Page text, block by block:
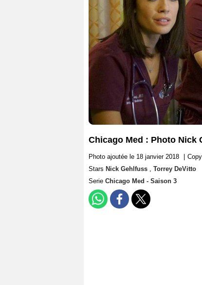
Chicago Med : Photo Nick
Photo ajoutée le 18 janvier 2018
Stars Nick Gehlfuss , Torrey DeVitto
Serie Chicago Med - Saison 3